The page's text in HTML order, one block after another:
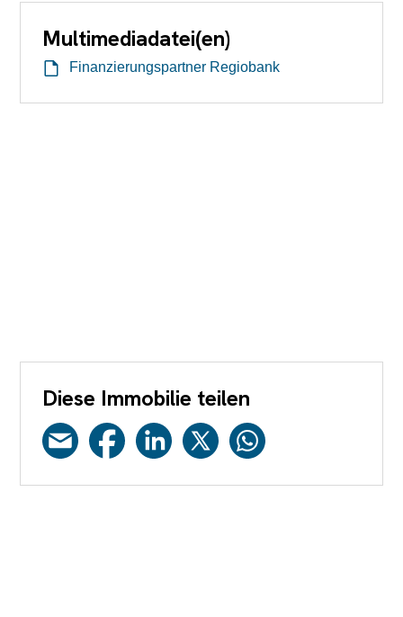
Multimediadatei(en)
Finanzierungspartner Regiobank
Diese Immobilie teilen